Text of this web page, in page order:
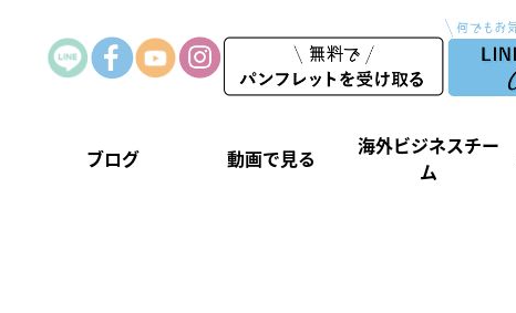
ブログ 動画で見る
海外ビジネスチー
ム